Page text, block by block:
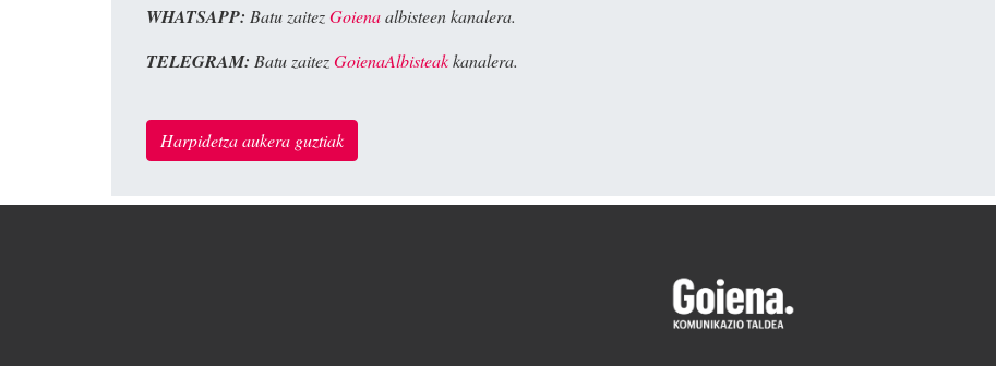
WHATSAPP: Batu zaitezGoienaalbisteen kanalera.
TELEGRAM: Batu zaitezGoienaAlbisteakkanalera.
Harpidetza aukera guztiak